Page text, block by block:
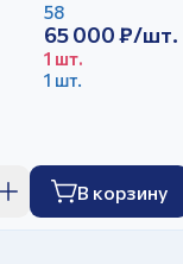
58
65 000 ₽/шт.
1 шт.
1 шт.
В корзину